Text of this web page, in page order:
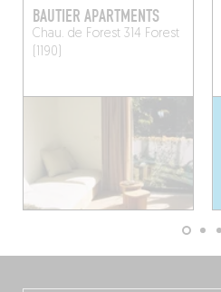
BAUTIER APARTMENTS
Chau. de Forest 314 Forest
(1190)